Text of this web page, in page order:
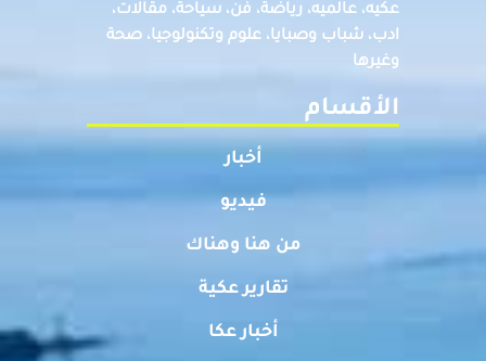
عكيه، عالميه، رياضة، فن، سياحة، مقالات،
ادب، شباب وصبايا، علوم وتكنولوجيا، صحة
وغيرها
الأقسام
أخبار
فيديو
من هنا وهناك
تقارير عكية
أخبار عكا